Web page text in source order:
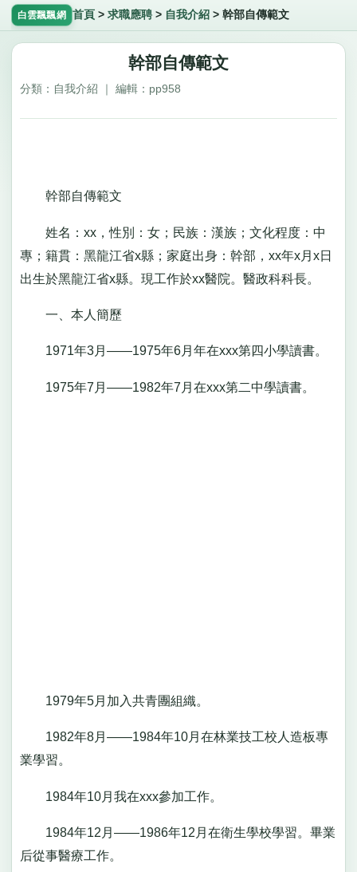
白雲飄飄網 首頁 > 求職應聘> 自我介紹> 幹部自傳範文
幹部自傳範文
分類：自我介紹 ｜ 編輯：pp958
幹部自傳範文
姓名：xx，性別：女；民族：漢族；文化程度：中
專；籍貫：黑龍江省x縣；家庭出身：幹部，xx年x月x日
出生於黑龍江省x縣。現工作於xx醫院。醫政科科長。
一、本人簡歷
1971年3月——1975年6月年在xxx第四小學讀書。
1975年7月——1982年7月在xxx第二中學讀書。
1979年5月加入共青團組織。
1982年8月——1984年10月在林業技工校人造板專
業學習。
1984年10月我在xxx參加工作。
1984年12月——1986年12月在衛生學校學習。畢業
后從事醫療工作。